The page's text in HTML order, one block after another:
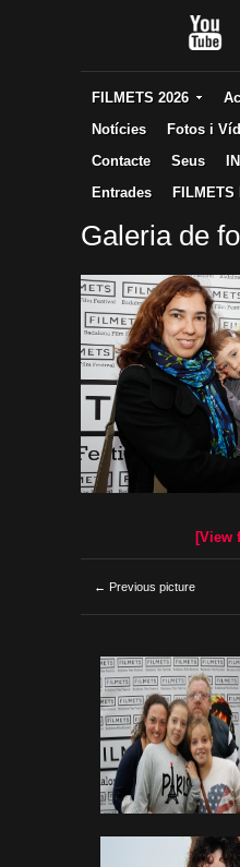
FILMETS 2026
Notícies
Fotos i
Contacte
Seus
Entrades
FILMETS
Galeria de
[View
← Previous picture